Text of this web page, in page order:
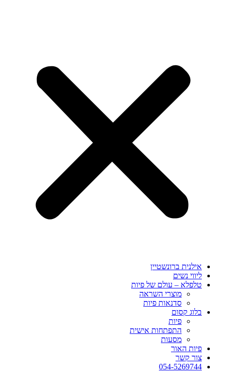
אילנית ברונשטיין
ליווי נשים
טלפלא – עולם של פיות
מוצרי השראה
סדנאות פיות
בלוג קסום
פיות
התפתחות אישית
מסעות
פיות האור
צור קשר
054-5269744